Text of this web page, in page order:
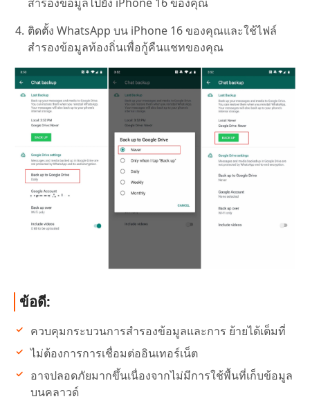
ติดตั้ง WhatsApp บน iPhone 16 ของคุณและใช้ไฟล์
สำรองข้อมูลท้องถิ่นเพื่อกู้คืนแชทของคุณ
ข้อดี:
ควบคุมกระบวนการสำรองข้อมูลและการ ย้ายได้เต็มที่
ไม่ต้องการการเชื่อมต่ออินเทอร์เน็ต
อาจปลอดภัยมากขึ้นเนื่องจากไม่มีการใช้พื้นที่เก็บข้อมูล
บนคลาวด์